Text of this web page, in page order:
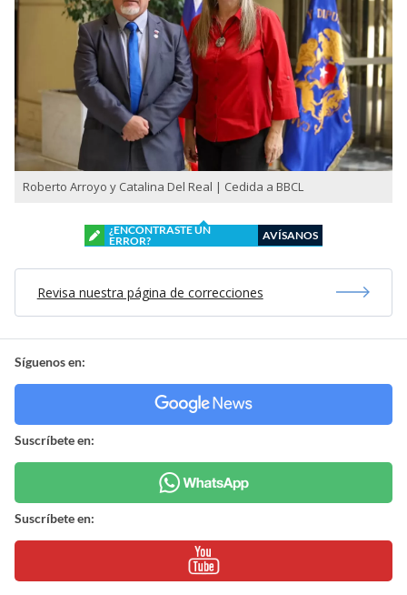
Roberto Arroyo y Catalina Del Real | Cedida a BBCL
¿ENCONTRASTE UN
ERROR?
AVÍSANOS
Revisa nuestra página de correcciones
Síguenos en:
Suscríbete en:
Suscríbete en: